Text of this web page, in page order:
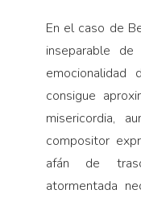
En el caso de
inse­parable
consigue
misericordia,
compositor
afán de
atormentada